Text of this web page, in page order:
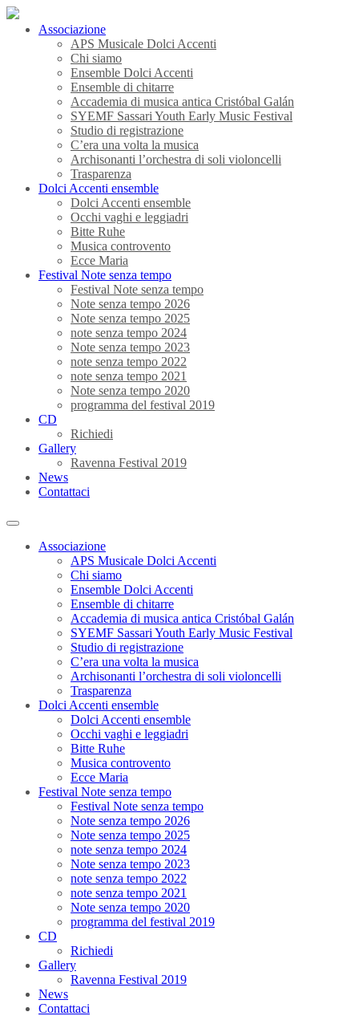
Associazione
APS Musicale Dolci Accenti
Chi siamo
Ensemble Dolci Accenti
Ensemble di chitarre
Accademia di musica antica Cristóbal Galán
SYEMF Sassari Youth Early Music Festival
Studio di registrazione
C’era una volta la musica
Archisonanti l’orchestra di soli violoncelli
Trasparenza
Dolci Accenti ensemble
Dolci Accenti ensemble
Occhi vaghi e leggiadri
Bitte Ruhe
Musica controvento
Ecce Maria
Festival Note senza tempo
Festival Note senza tempo
Note senza tempo 2026
Note senza tempo 2025
note senza tempo 2024
Note senza tempo 2023
note senza tempo 2022
note senza tempo 2021
Note senza tempo 2020
programma del festival 2019
CD
Richiedi
Gallery
Ravenna Festival 2019
News
Contattaci
Associazione
APS Musicale Dolci Accenti
Chi siamo
Ensemble Dolci Accenti
Ensemble di chitarre
Accademia di musica antica Cristóbal Galán
SYEMF Sassari Youth Early Music Festival
Studio di registrazione
C’era una volta la musica
Archisonanti l’orchestra di soli violoncelli
Trasparenza
Dolci Accenti ensemble
Dolci Accenti ensemble
Occhi vaghi e leggiadri
Bitte Ruhe
Musica controvento
Ecce Maria
Festival Note senza tempo
Festival Note senza tempo
Note senza tempo 2026
Note senza tempo 2025
note senza tempo 2024
Note senza tempo 2023
note senza tempo 2022
note senza tempo 2021
Note senza tempo 2020
programma del festival 2019
CD
Richiedi
Gallery
Ravenna Festival 2019
News
Contattaci